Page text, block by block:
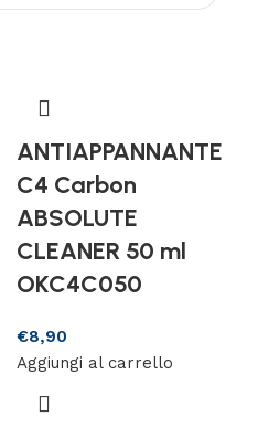
ANTIAPPANNANTE
C4 Carbon
ABSOLUTE
CLEANER 50 ml
OKC4C050
€8,90
Aggiungi al carrello